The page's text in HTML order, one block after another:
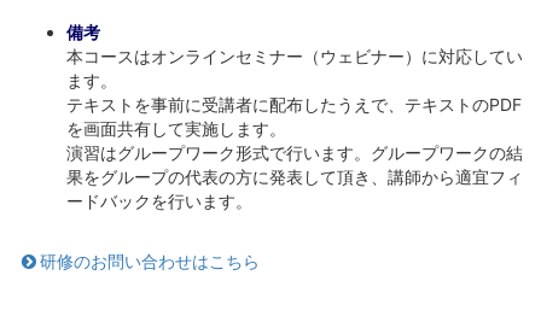
備考
本コースはオンラインセミナー（ウェビナー）に対応してい
ます。
テキストを事前に受講者に配布したうえで、テキストのPDF
を画面共有して実施します。
演習はグループワーク形式で行います。グループワークの結
果をグループの代表の方に発表して頂き、講師から適宜フィ
ードバックを行います。
研修のお問い合わせはこちら